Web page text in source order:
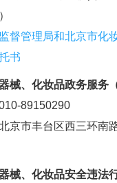
督管理局和北京市化
书
、化妆品政务服务（
89150290
市丰台区西三环南
、化妆品安全违法